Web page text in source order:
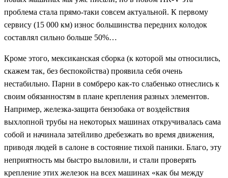
проблема стала прямо-таки совсем актуальной. К первому
сервису (15 000 км) износ большинства передних колодок
составлял сильно больше 50%…
Кроме этого, мексиканская сборка (к которой мы относились,
скажем так, без беспокойства) проявила себя очень
нестабильно. Парни в сомбреро как-то слабенько отнеслись к
своим обязанностям в плане крепления разных элементов.
Например, железка-защита бензобака от воздействия
выхлопной трубы на некоторых машинах откручивалась сама
собой и начинала затейливо дребезжать во время движения,
приводя людей в салоне в состояние тихой паники. Благо, эту
неприятность мы быстро выловили, и стали проверять
крепление этих железок на всех машинах «как бы между